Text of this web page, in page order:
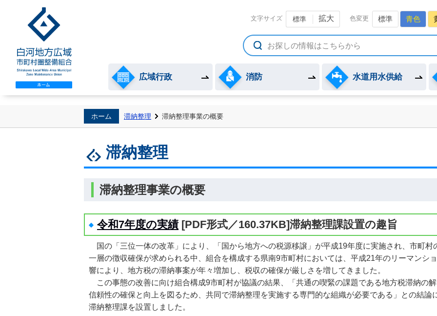
白河地方広域市町村圏整備組合公式ホームページ
文字サイズ 標準 拡大 色変更 標準 青色
広域行政 消防 水道用水供給
ホーム 滞納整理 滞納整理事業の概要
滞納整理
滞納整理事業の概要
令和7年度の実績[PDF形式／160.37KB]滞納整理課設置の趣旨
国の「三位一体の改革」により、「国から地方への税源移譲」が平成19年度に実施され、市町村
一層の徴収確保が求められる中、組合を構成する県南9市町村においては、平成21年のリーマンシ
響により、地方税の滞納事案が年々増加し、税収の確保が厳しさを増してきました。
この事態の改善に向け組合構成9市町村が協議の結果、「共通の喫緊の課題である地方税滞納の
信頼性の確保と向上を図るため、共同で滞納整理を実施する専門的な組織が必要である」との結論
滞納整理課を設置しました。